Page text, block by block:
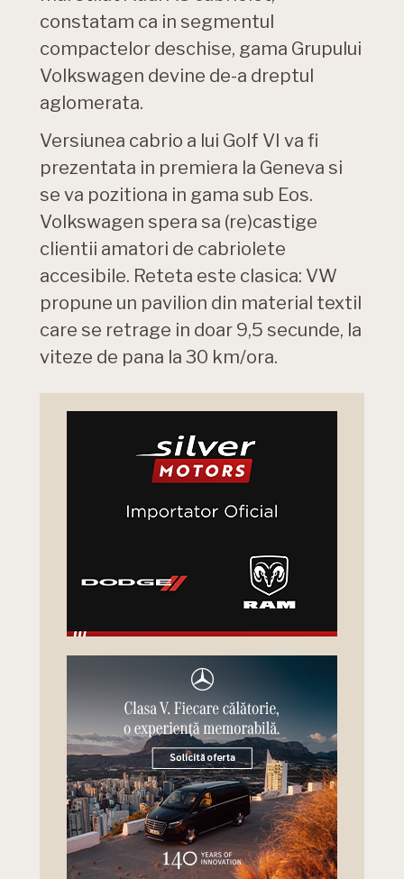
constatam ca in segmentul
compactelor deschise, gama Grupului
Volkswagen devine de-a dreptul
aglomerata.
Versiunea cabrio a lui Golf VI va fi
prezentata in premiera la Geneva si
se va pozitiona in gama sub Eos.
Volkswagen spera sa (re)castige
clientii amatori de cabriolete
accesibile. Reteta este clasica: VW
propune un pavilion din material textil
care se retrage in doar 9,5 secunde, la
viteze de pana la 30 km/ora.